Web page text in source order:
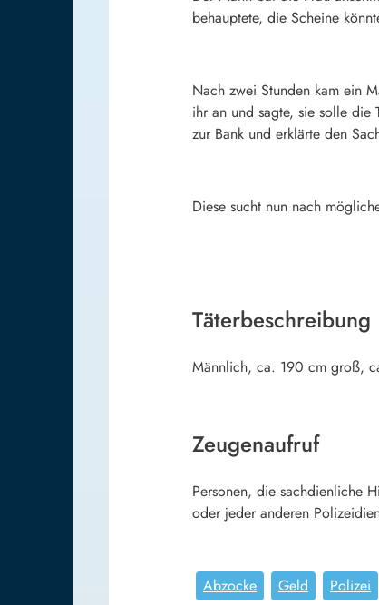
behauptete, die Scheine
Nach zwei Stunden kam ein
ihr an und sagte, sie solle
zur Bank und erklärte den
Diese sucht nun nach
Täterbeschreibung
Männlich, ca. 190 cm groß,
Zeugenaufruf
Personen, die sachdienliche
oder jeder anderen
Abzocke Geld Polizei